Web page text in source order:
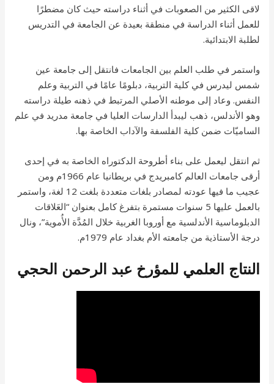
لاقى الكثير من الصعوبات في أثناء دراسته حيث كان مضطرًا
للعمل أثناء الدراسة في منطقة بعيدة عن الجامعة في التدريس
لطلبة الابتدائية.
واستمر في طلب العلم بين الجامعات فانتقل إلى جامعة عين
شمس ليدرس في كلية التربية، دبلومًا عامًا في التربية وعلم
النفس. وعاد إلى موطنه الأصلي المرتبط في ذهنه طيلة دراسته
وهو الأندلس، ذهب ليبدأ الدارسات العليا في جامعة مدريد في علم
الساميّات ضمن كلية الفلسفة والآداب الخاصة بها.
ثم انتقل ليعمل على بناء أطروحة الدكتوراه الخاصة به في إحدى
أرقى جامعات العالم كامبريدج في بريطانيا عام 1966م ومن
عجيب ما فيها عودته لمصادر بلغات متعددة بلغت 12 لغة، واستمر
بالعمل عليها 5 سنوات مستمرة بتفرغ كامل بعنوان “العَلاقات
الدبلوماسية الأندلسية مع أوروبا الغربية خلال المُدَّة الأُموية”، ونال
درجة الأستاذية من جامعته الأم بغداد عام 1979م.
النتاج العلمي للمؤرخ عبد الرحمن الحجي